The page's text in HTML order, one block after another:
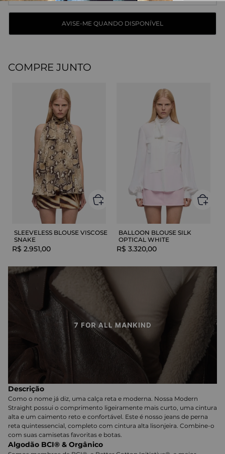
COMPRE JUNTO
SLEEVELESS BLOUSE VISCOSE
SNAKE
R$ 2.951,00
BALLOON BLOUSE SILK
OPTICAL WHITE
R$ 3.320,00
Descrição
Como o nome já diz, uma calça reta e moderna. Nossa Modern
Straight possui o comprimento ligeiramente mais curto, uma cintura
alta e um caimento reto e confortável. Este é nosso jeans de perna
reta quintessencial, completo com cintura alta lisonjeira. Combine-o
com suas camisetas favoritas e botas.
Algodão BCI® & Orgânico